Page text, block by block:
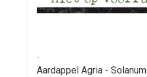
.
Aardappel Agria - Solanum